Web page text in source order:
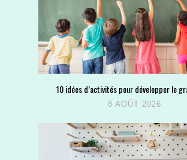
10 idées d’activités pour développer le
8 AOÛT 2026